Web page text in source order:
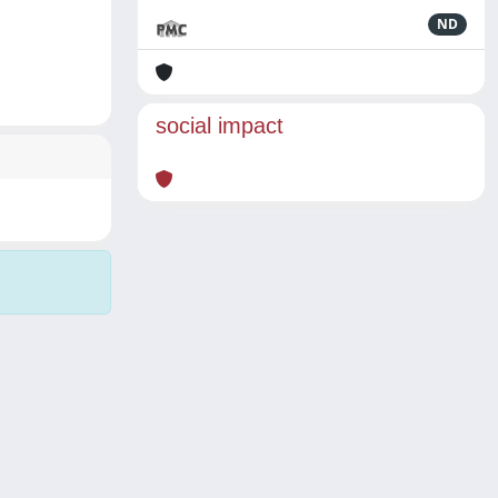
ND
social impact